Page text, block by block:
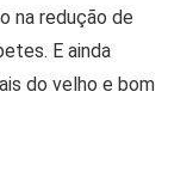
na redução de
E ainda
do velho e bom